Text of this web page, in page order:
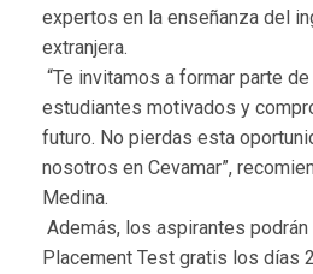
expertos en la enseñanza del
extranjera.
“Te invitamos a formar parte
estudiantes motivados y
futuro. No pierdas esta
nosotros en Cevamar”,
Medina.
Además, los aspirantes podrán
Placement Test gratis los días